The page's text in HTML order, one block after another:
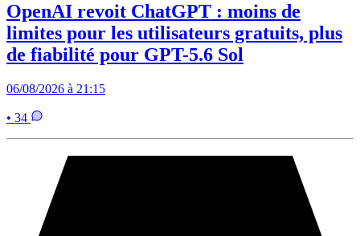
OpenAI revoit ChatGPT : moins de
limites pour les utilisateurs gratuits, plus
de fiabilité pour GPT-5.6 Sol
06/08/2026 à 21:15
• 34